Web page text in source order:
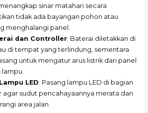
sinar matahari secara
tidak ada bayangan pohon atau
menghalangi panel.
dan Controller: Baterai diletakkan di
di tempat yang terlindung, sementara
untuk mengatur arus listrik dari panel
lampu.
LED: Pasang lampu LED di bagian
agar sudut pencahayaannya merata dan
area jalan.